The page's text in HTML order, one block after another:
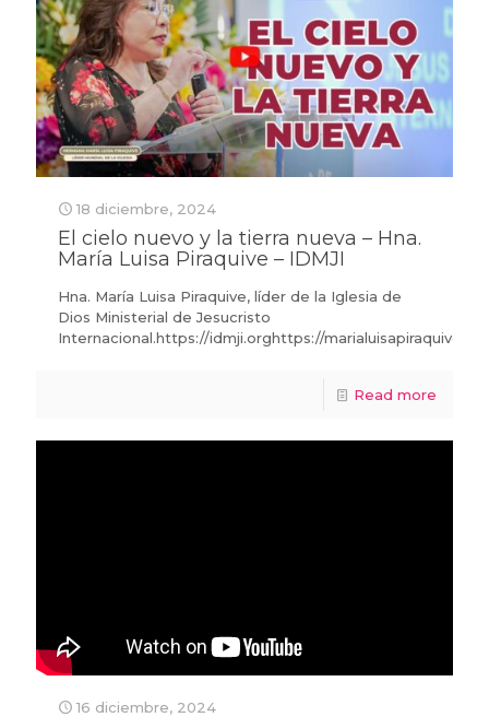
18 diciembre, 2024
El cielo nuevo y la tierra nueva – Hna.
María Luisa Piraquive – IDMJI
Hna. María Luisa Piraquive, líder de la Iglesia de
Dios Ministerial de Jesucristo
Internacional.https://idmji.orghttps://
Read more
16 diciembre, 2024